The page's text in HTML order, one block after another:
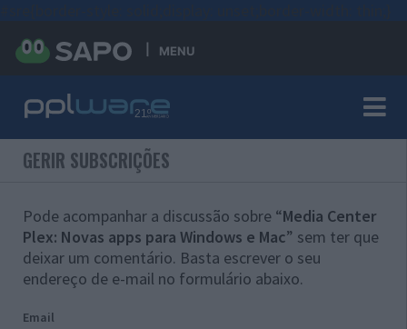
MENU
GERIR SUBSCRIÇÕES
Pode acompanhar a discussão sobre “Media Center
Plex: Novas apps para Windows e Mac” sem ter que
deixar um comentário. Basta escrever o seu
endereço de e-mail no formulário abaixo.
Email